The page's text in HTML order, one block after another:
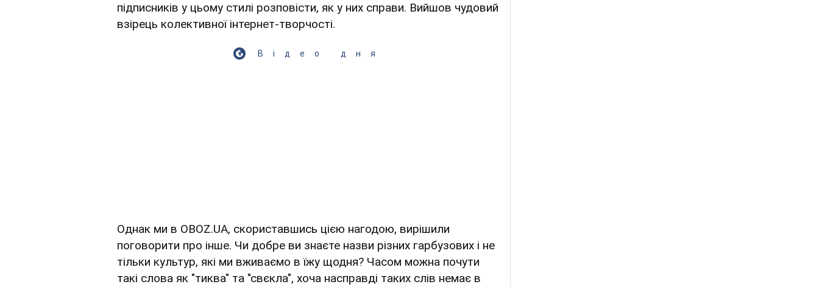
підписників у цьому стилі розповісти, як у них справи. Вийшов чудовий
взірець колективної інтернет-творчості.
Відео дня
Однак ми в OBOZ.UA, скориставшись цією нагодою, вирішили
поговорити про інше. Чи добре ви знаєте назви різних гарбузових і не
тільки культур, які ми вживаємо в їжу щодня? Часом можна почути
такі слова як "тиква" та "свєкла", хоча насправді таких слів немає в